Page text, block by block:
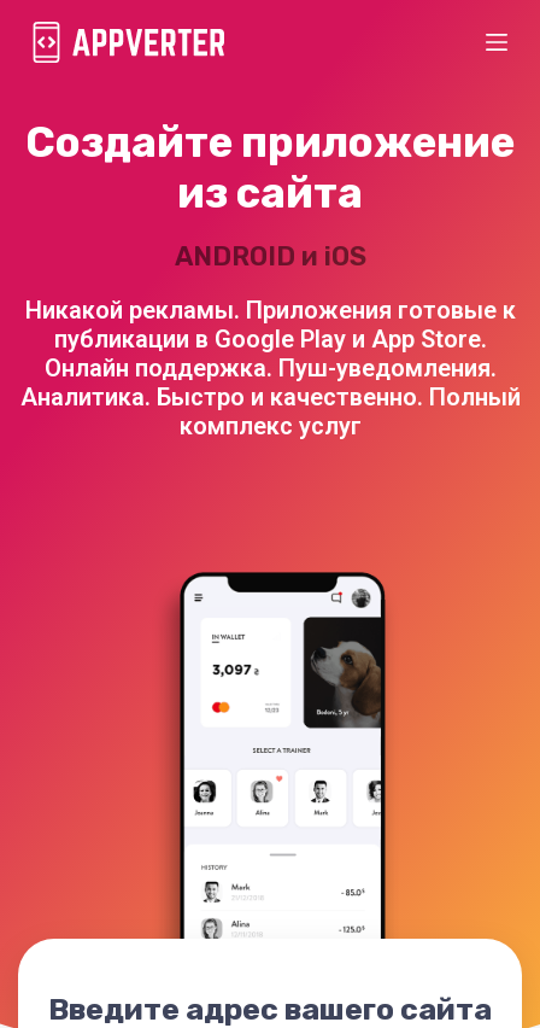
П
е
е
с
и
Создайте приложение
из сайта
ANDROID и iOS
Никакой рекламы. Приложения готовые к
публикации в Google Play и App Store.
Онлайн поддержка. Пуш-уведомления.
Аналитика. Быстро и качественно. Полный
комплекс услуг
Введите адрес вашего сайта